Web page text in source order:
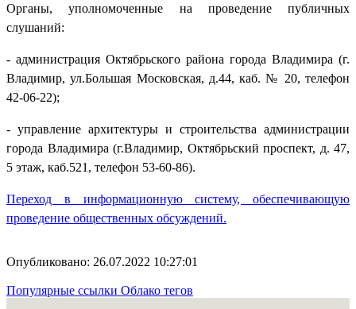
Органы, уполномоченные на проведение публичных
слушаний:
- администрация Октябрьского района города Владимира (г.
Владимир, ул.Большая Московская, д.44, каб. № 20, телефон
42-06-22);
- управление архитектуры и строительства администрации
города Владимира (г.Владимир, Октябрьский проспект, д. 47,
5 этаж, каб.521, телефон 53-60-86).
Переход в информационную систему, обеспечивающую
проведение общественных обсуждений.
Опубликовано: 26.07.2022 10:27:01
Популярные ссылки Облако тегов